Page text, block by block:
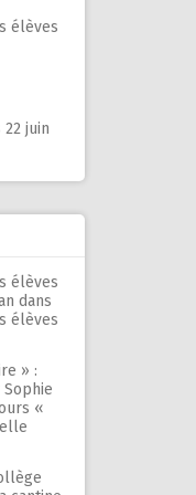
élèves
22 juin
élèves
dans
élèves
» :
«